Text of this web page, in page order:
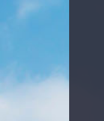
Magazin